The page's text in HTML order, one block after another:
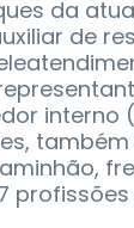
da
de
interno